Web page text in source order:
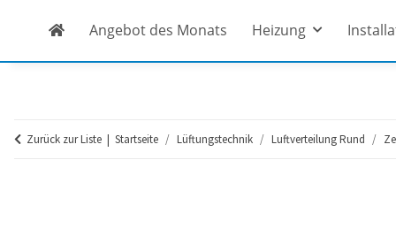
Angebot des Monats Heizung
Zurück zur Liste Startseite Lüftungstechnik Luftverteilung Rund